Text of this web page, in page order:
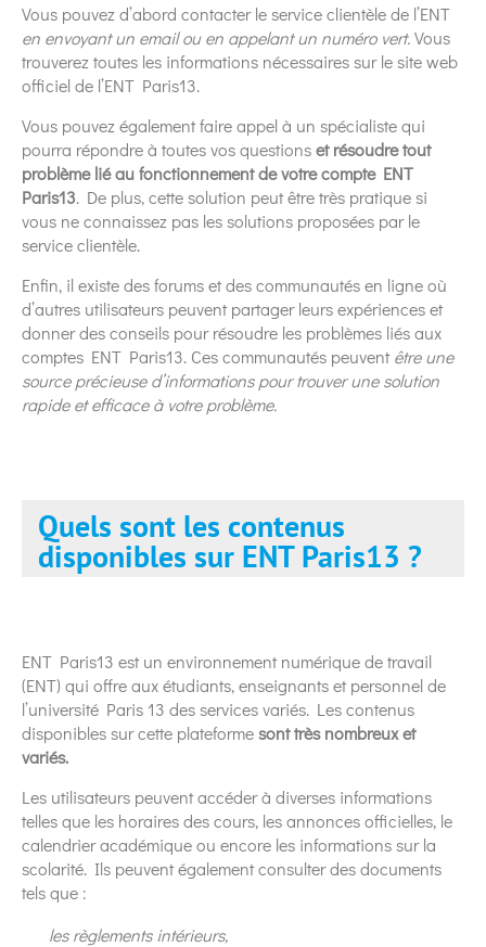
Vous pouvez d’abord contacter le service clientèle de l’ENT
en envoyant un email ou en appelant un numéro vert.Vous
trouverez toutes les informations nécessaires sur le site web
officiel de l’ENT Paris13.
Vous pouvez également faire appel à un spécialiste qui
pourra répondre à toutes vos questionset résoudre tout
problème lié au fonctionnement de votre compte ENT
Paris13. De plus, cette solution peut être très pratique si
vous ne connaissez pas les solutions proposées par le
service clientèle.
Enfin, il existe des forums et des communautés en ligne où
d’autres utilisateurs peuvent partager leurs expériences et
donner des conseils pour résoudre les problèmes liés aux
comptes ENT Paris13. Ces communautés peuventêtre une
source précieuse d’informations pour trouver une solution
rapide et efficace à votre problème.
Quels sont les contenus
disponibles sur ENT Paris13 ?
ENT Paris13 est un environnement numérique de travail
(ENT) qui offre aux étudiants, enseignants et personnel de
l’université Paris 13 des services variés. Les contenus
disponibles sur cette plateformesont très nombreux et
variés.
Les utilisateurs peuvent accéder à diverses informations
telles que les horaires des cours, les annonces officielles, le
calendrier académique ou encore les informations sur la
scolarité. Ils peuvent également consulter des documents
tels que :
les règlements intérieurs,